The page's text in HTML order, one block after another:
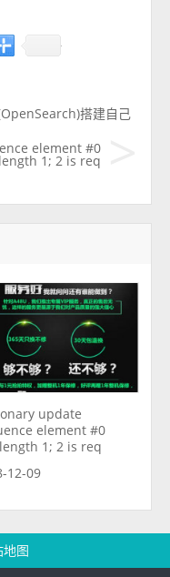
搭建自己
element #0
1; 2 is req
update
element #0
1; 2 is req
12-09
地图